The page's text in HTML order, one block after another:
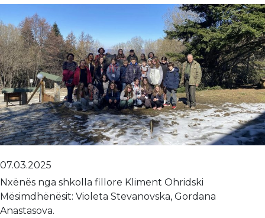
07.03.2025
Nxënës nga shkolla fillore Kliment Ohridski
Mësimdhënësit: Violeta Stevanovska, Gordana
Anastasova.